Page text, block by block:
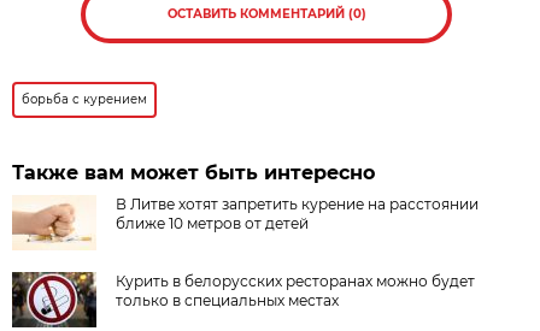
ОСТАВИТЬ КОММЕНТАРИЙ (0)
борьба с курением
Также вам может быть интересно
В Литве хотят запретить курение на расстоянии
ближе 10 метров от детей
Курить в белорусских ресторанах можно будет
только в специальных местах